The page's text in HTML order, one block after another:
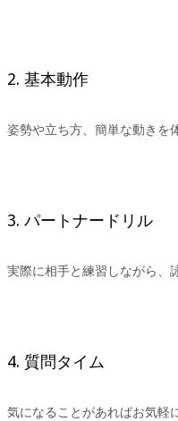
2. 基本動作
姿勢や立ち方、簡単な動きを
3. パートナードリル
実際に相手と練習しながら、
4. 質問タイム
気になることがあればお気軽